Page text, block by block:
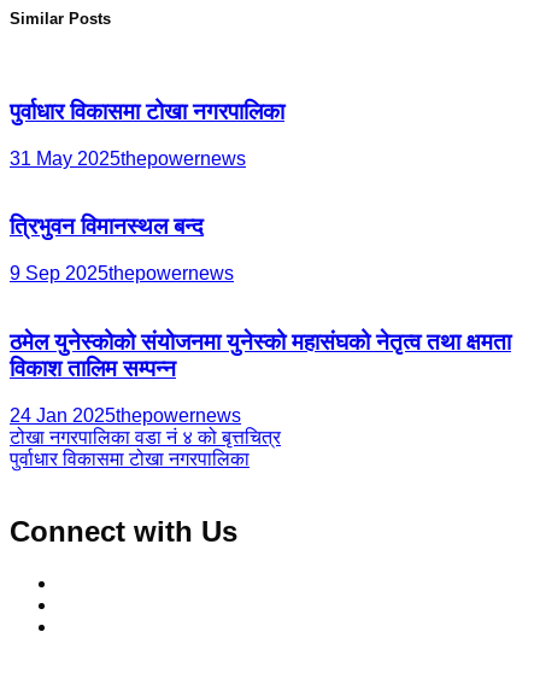
Similar Posts
पुर्वाधार विकासमा टोखा नगरपालिका
31 May 2025thepowernews
त्रिभुवन विमानस्थल बन्द
9 Sep 2025thepowernews
ठमेल युनेस्कोको संयोजनमा युनेस्को महासंघको नेतृत्व तथा क्षमता
विकाश तालिम सम्पन्न
24 Jan 2025thepowernews
Post
navigation
टोखा नगरपालिका वडा नं ४ को बृत्तचित्र
पुर्वाधार विकासमा टोखा नगरपालिका
Connect with Us